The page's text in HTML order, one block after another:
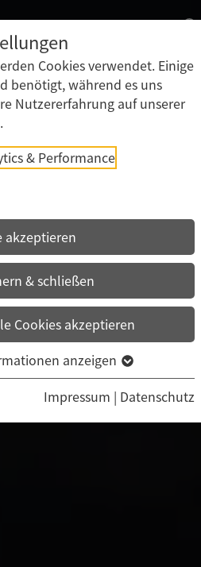
Cookies verwendet. Einige
benötigt, während es uns
Nutzererfahrung auf unserer
& Performance
akzeptieren
& schließen
Cookies akzeptieren
anzeigen
Impressum | Datenschutz